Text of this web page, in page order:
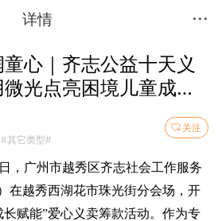
详情
心｜齐志公益十天义
光点亮困境儿童成长
关注
#其它类型#
广州市越秀区齐志社会工作服务
在越秀西湖花市珠光街分会场，开
赋能”爱心义卖筹款活动。作为专